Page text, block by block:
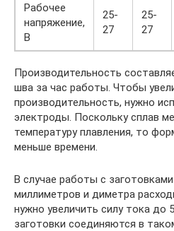
Рабочее
напряжение,
В
25-
27
25-
27
Производительность
шва за час работы. Чтобы
производительность, нужно
электроды. Поскольку сплав
температуру плавления, то
меньше времени.
В случае работы с
миллиметров и диметра
нужно увеличить силу тока до
заготовки соединяются в